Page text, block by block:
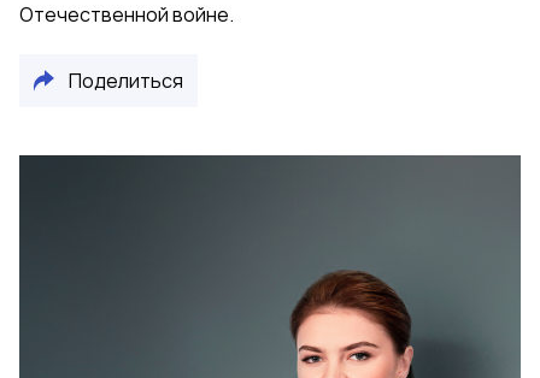
Отечественной войне.
Поделиться